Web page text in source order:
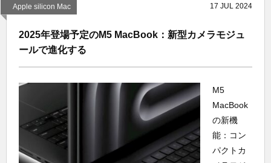
Apple silicon Mac 17 JUL 2024
2025年登場予定のM5 MacBook：新型カメラモジュ
ールで進化する
M5
MacBook
の新機
能：コン
パクトカ